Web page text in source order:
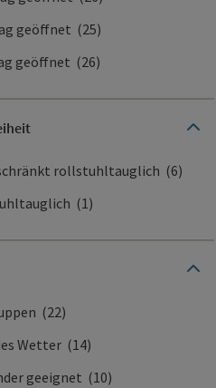
geöffnet (25)
geöffnet (26)
rollstuhltauglich (6)
(1)
(22)
Wetter (14)
geeignet (10)